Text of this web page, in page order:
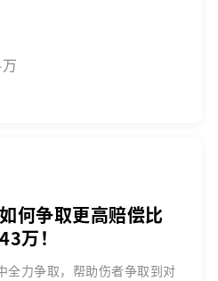
何争取更高赔偿比
万！
全力争取，帮助伤者争取到对